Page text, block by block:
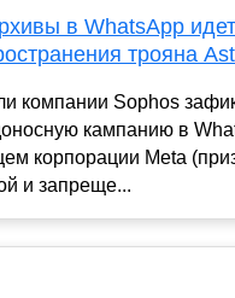
в WhatsApp
трояна
компании Sophos
кампанию в
корпорации Meta
и запреще...